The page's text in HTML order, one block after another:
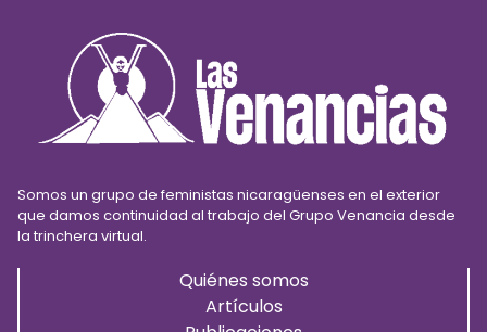
Somos un grupo de feministas nicaragüenses en el exterior
que damos continuidad al trabajo del Grupo Venancia desde
la trinchera virtual.
Quiénes somos
Artículos